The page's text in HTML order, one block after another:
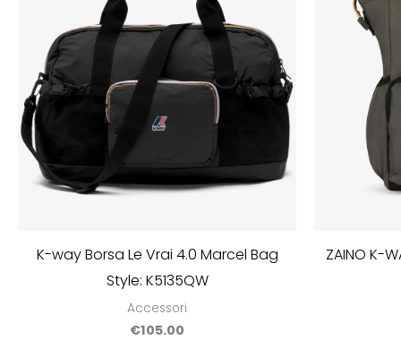
K-way Borsa Le Vrai 4.0 Marcel Bag
Style: K5135QW
Accessori
€105.00
ZAINO K-